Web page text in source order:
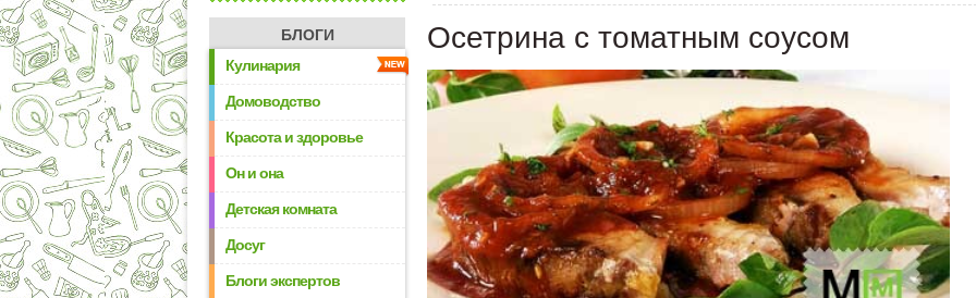
БЛОГИ
Кулинария
Домоводство
Красота и здоровье
Он и она
Детская комната
Досуг
Блоги экспертов
Осетрина с томатным соусом